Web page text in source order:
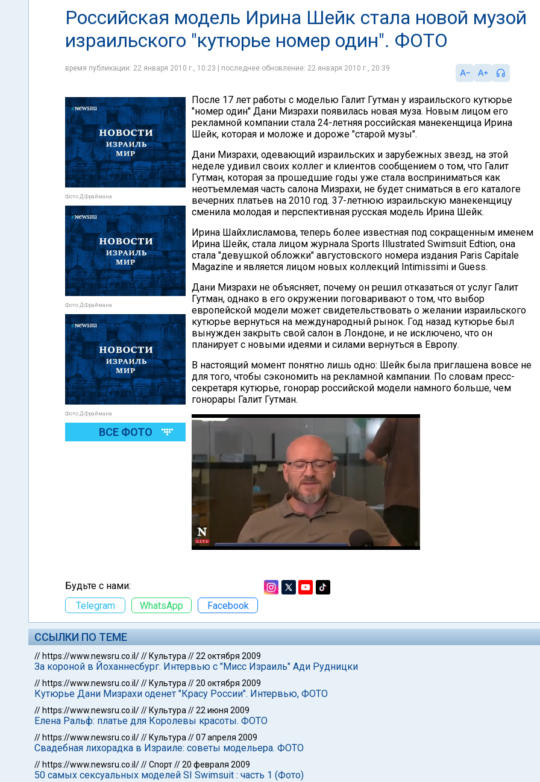
Российская модель Ирина Шейк стала новой музой
израильского "кутюрье номер один". ФОТО
время публикации: 22 января 2010 г., 10:23 | последнее обновление: 22 января 2010 г., 20:39
Фото Д.Фраймана
Фото Д.Фраймана
Фото Д.Фраймана
ВСЕ ФОТО
После 17 лет работы с моделью Галит Гутман у израильского кутюрье
"номер один" Дани Мизрахи появилась новая муза. Новым лицом его
рекламной компании стала 24-летняя российская манекенщица Ирина
Шейк, которая и моложе и дороже "старой музы".
Дани Мизрахи, одевающий израильских и зарубежных звезд, на этой
неделе удивил своих коллег и клиентов сообщением о том, что Галит
Гутман, которая за прошедшие годы уже стала восприниматься как
неотъемлемая часть салона Мизрахи, не будет сниматься в его каталоге
вечерних платьев на 2010 год. 37-летнюю израильскую манекенщицу
сменила молодая и перспективная русская модель Ирина Шейк.
Ирина Шайхлисламова, теперь более известная под сокращенным именем
Ирина Шейк, стала лицом журнала Sports Illustrated Swimsuit Edtion, она
стала "девушкой обложки" августовского номера издания Paris Capitale
Magazine и является лицом новых коллекций Intimissimi и Guess.
Дани Мизрахи не объясняет, почему он решил отказаться от услуг Галит
Гутман, однако в его окружении поговаривают о том, что выбор
европейской модели может свидетельствовать о желании израильского
кутюрье вернуться на международный рынок. Год назад кутюрье был
вынужден закрыть свой салон в Лондоне, и не исключено, что он
планирует с новыми идеями и силами вернуться в Европу.
В настоящий момент понятно лишь одно: Шейк была приглашена вовсе не
для того, чтобы сэкономить на рекламной кампании. По словам пресс-
секретаря кутюрье, гонорар российской модели намного больше, чем
гонорары Галит Гутман.
Будьте с нами:
Telegram
WhatsApp Facebook
ССЫЛКИ ПО ТЕМЕ
// https://www.newsru.co.il/// Культура //22 октября 2009
За короной в Йоханнесбург. Интервью с "Мисс Израиль" Ади Рудницки
// https://www.newsru.co.il/// Культура //20 октября 2009
Кутюрье Дани Мизрахи оденет "Красу России". Интервью, ФОТО
// https://www.newsru.co.il/// Культура //22 июня 2009
Елена Ральф: платье для Королевы красоты. ФОТО
// https://www.newsru.co.il/// Культура //07 апреля 2009
Свадебная лихорадка в Израиле: советы модельера. ФОТО
// https://www.newsru.co.il///Спорт//20 февраля 2009
50 самых сексуальных моделей SI Swimsuit : часть 1 (Фото)